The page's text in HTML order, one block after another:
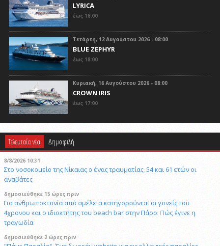
LYRICA
έως 16:00
Τετάρτη, 12 Αυγούστου 2026 - 08:00
BLUE ZEPHYR
έως 18:00
Κυριακή, 16 Αυγούστου 2026 - 08:00
CROWN IRIS
έως 17:00
Τελευταία νέα Δημοφιλή
8/8/2026 10:31
Στο νοσοκομείο της Νίκαιας ο ένας τραυματίας. 54 και 61 ετών οι
αναβάτες
δημοσιεύθηκε 15 ώρες πριν
Για ανθρωποκτονία από αμέλεια κατηγορούνται οι γονείς του
4χρονου και ο ιδιοκτήτης του beach bar στην Πάρο: Πώς έγινε η
τραγωδία
δημοσιεύθηκε 2 ώρες πριν